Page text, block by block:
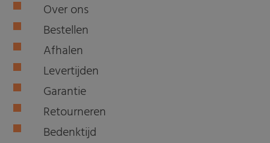
Over ons
Bestellen
Afhalen
Levertijden
Garantie
Retourneren
Bedenktijd